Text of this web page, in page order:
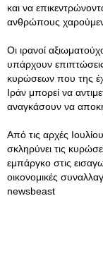
και να
ανθρώπους
Οι ιρανοί
υπάρχουν
κυρώσεων που της
Ιράν μπορεί να
αναγκάσουν να
Από τις αρχές
σκληρύνει τις
εμπάργκο στις
οικονομικές
newsbeast